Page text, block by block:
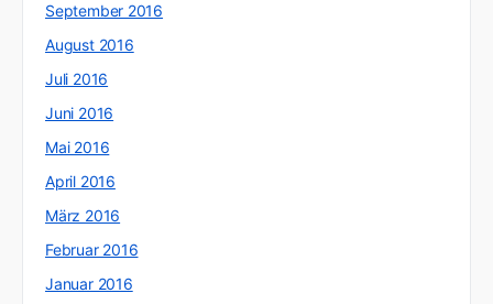
September 2016
August 2016
Juli 2016
Juni 2016
Mai 2016
April 2016
März 2016
Februar 2016
Januar 2016